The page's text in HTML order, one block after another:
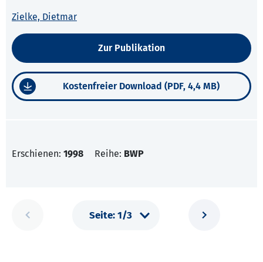
Zielke, Dietmar
Zur Publikation
Kostenfreier Download (PDF, 4,4 MB)
Erschienen: 1998 Reihe: BWP